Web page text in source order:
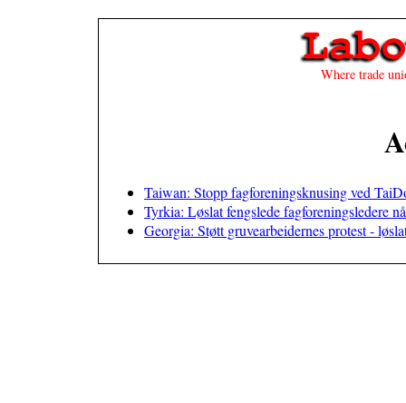
Where trade
Taiwan: Stopp fagforeningsknusing ved
Tyrkia: Løslat fengslede fagforeningsledere
Georgia: Støtt gruvearbeidernes protest -